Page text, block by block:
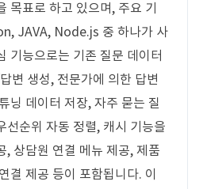
목표로 하고 있으며, 주요 기
JAVA, Node.js 중 하나가 사
기능으로는 기존 질문 데이터
변 생성, 전문가에 의한 답변
닝 데이터 저장, 자주 묻는 질
선순위 자동 정렬, 캐시 기능을
, 상담원 연결 메뉴 제공, 제품
결 제공 등이 포함됩니다. 이